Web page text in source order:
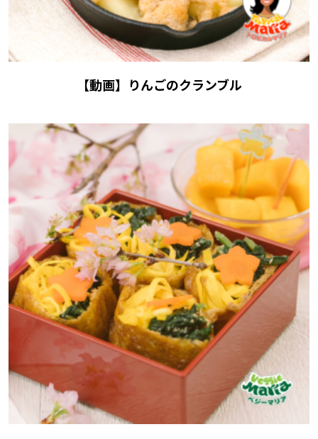
【動画】りんごのクランブル